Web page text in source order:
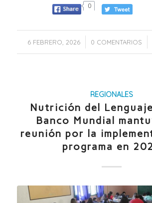
0
6 FEBRERO, 2026
/ 0 COMENTARIOS
/
REGIONALES
Nutrición del
Banco Mundial
reunión por la
programa en